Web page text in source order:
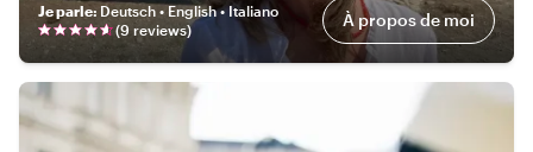
Je parle: Deutsch • English • Italiano
(9 reviews) À propos de moi